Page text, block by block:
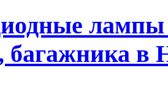
лампы
багажника в